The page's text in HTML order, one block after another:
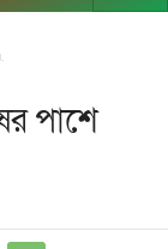
পাশে